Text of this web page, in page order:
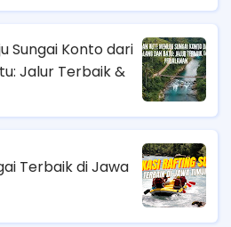
Sungai Konto dari
Jalur Terbaik &
Terbaik di Jawa